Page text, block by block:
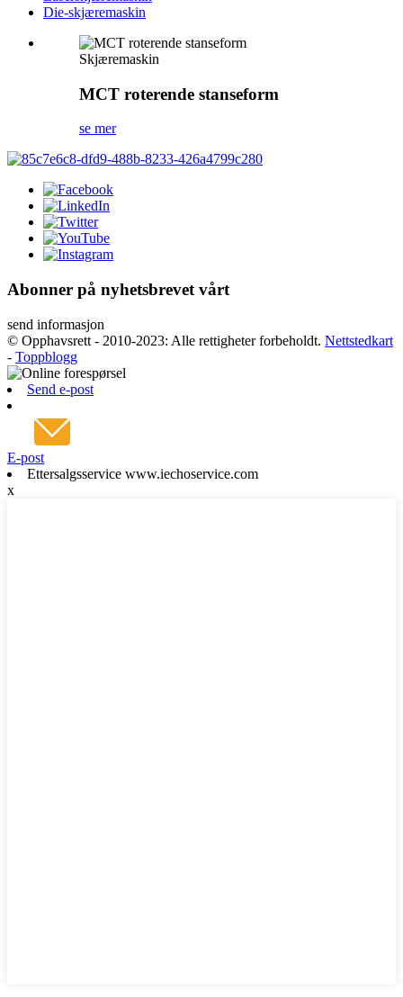
Die-skjæremaskin
Skjæremaskin
MCT roterende stanseform
se mer
Abonner på nyhetsbrevet vårt
send informasjon
© Opphavsrett - 2010-2023: Alle rettigheter forbeholdt. Nettstedkart
- Toppblogg
Send e-post
E-post
Ettersalgsservice www.iechoservice.com
x